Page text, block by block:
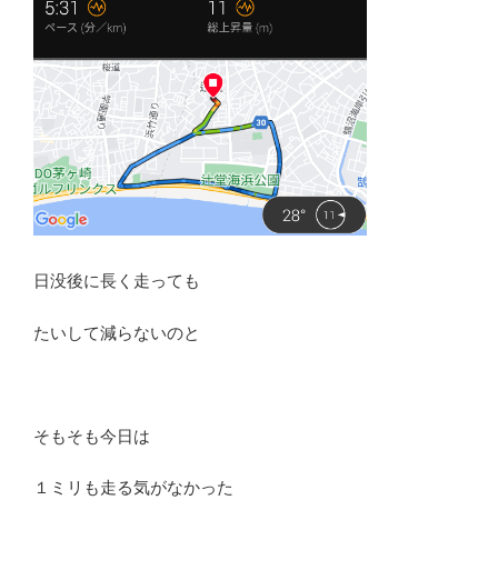
日没後に長く走っても
たいして減らないのと
そもそも今日は
１ミリも走る気がなかった